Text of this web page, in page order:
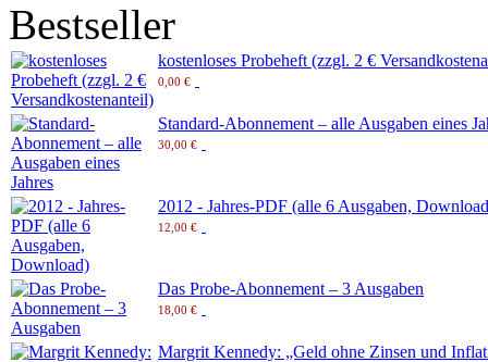
Bestseller
kostenloses Probeheft (zzgl. 2 €
0,00 €
Standard-Abonnement – alle Ausgaben eines
30,00 €
2012 - Jahres-PDF (alle 6 Ausgaben,
12,00 €
Das Probe-Abonnement – 3 Ausgaben
18,00 €
Margrit Kennedy: „Geld ohne Zinsen und